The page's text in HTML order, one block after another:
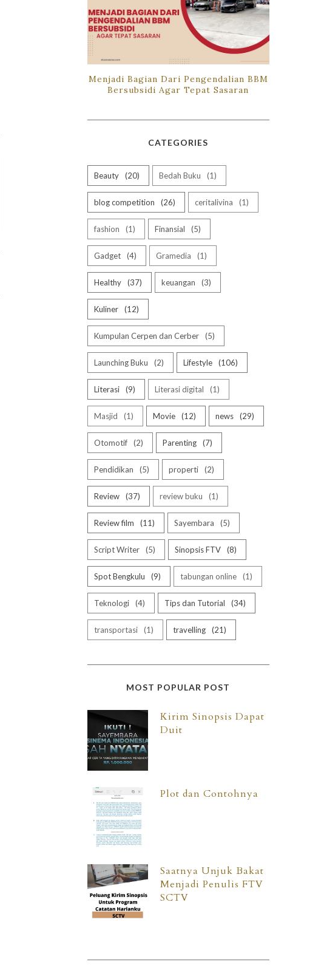
Menjadi Bagian Dari Pengendalian BBM
Bersubsidi Agar Tepat Sasaran
CATEGORIES
Beauty 20 Bedah Buku 1
blog competition 26 ceritalivina 1
fashion 1 Finansial 5
Gadget 4 Gramedia 1
Healthy 37 keuangan 3
Kuliner 12
Kumpulan Cerpen dan Cerber 5
Launching Buku 2 Lifestyle 106
Literasi 9 Literasi digital 1
Masjid 1 Movie 12 news 29
Otomotif 2 Parenting 7
Pendidikan 5 properti 2
Review 37 review buku 1
Review film 11 Sayembara 5
Script Writer 5 Sinopsis FTV 8
Spot Bengkulu 9 tabungan online 1
Teknologi 4 Tips dan Tutorial 34
transportasi 1 travelling 21
MOST POPULAR POST
Kirim Sinopsis Dapat
Duit
Plot dan Contohnya
Saatnya Unjuk Bakat
Menjadi Penulis FTV
SCTV